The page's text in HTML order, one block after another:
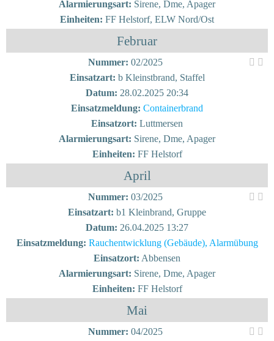
Alarmierungsart: Sirene, Dme, Apager
Einheiten: FF Helstorf, ELW Nord/Ost
Februar
Nummer: 02/2025
Einsatzart: b Kleinstbrand, Staffel
Datum: 28.02.2025 20:34
Einsatzmeldung: Containerbrand
Einsatzort: Luttmersen
Alarmierungsart: Sirene, Dme, Apager
Einheiten: FF Helstorf
April
Nummer: 03/2025
Einsatzart: b1 Kleinbrand, Gruppe
Datum: 26.04.2025 13:27
Einsatzmeldung: Rauchentwicklung (Gebäude), Alarmübung
Einsatzort: Abbensen
Alarmierungsart: Sirene, Dme, Apager
Einheiten: FF Helstorf
Mai
Nummer: 04/2025